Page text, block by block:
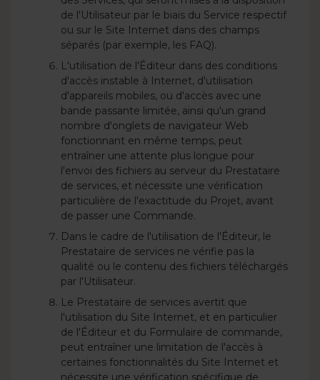
de l'Utilisateur par le biais du Service respectif
ou sur le Site Internet dans des champs
séparés (par exemple, les FAQ).
L'utilisation de l'Éditeur dans des conditions
d'accès instable à Internet, d'utilisation
d'appareils mobiles, ou d'accès avec une
bande passante limitée, ainsi qu'un grand
nombre d'onglets de navigateur Web
fonctionnant en même temps, peut
entraîner une attente plus longue pour
l'envoi des fichiers au serveur du Prestataire
de services, et nécessite une vérification
particulière de l'exactitude du Projet, avant
de passer une Commande.
Dans le cadre de l'utilisation de l'Éditeur, le
Prestataire de services ne vérifie pas la
qualité ou le contenu des fichiers téléchargés
par l'Utilisateur.
Le Prestataire de services avertit que
l'utilisation du Site Internet, et en particulier
de l'Éditeur et du Formulaire de commande,
peut entraîner une limitation de l'accès à
certaines fonctionnalités du Site Internet et
nécessite une vérification spécifique de